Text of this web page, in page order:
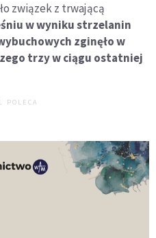
związek z trwającą
w wyniku strzelanin
zginęło w
trzy w ciągu ostatniej
POLECA